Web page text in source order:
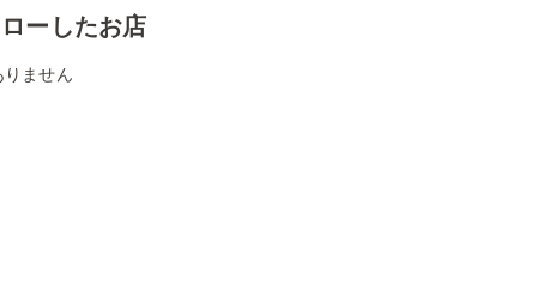
ーしたお店
りません